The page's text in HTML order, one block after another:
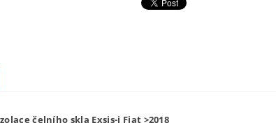
čelního skla Exsis-i Fiat >2018